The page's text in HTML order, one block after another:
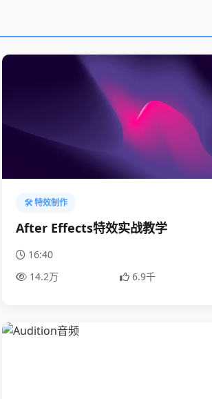
🛠️ 特效制作
After Effects特效实战教学
16:40
14.2万
6.9千